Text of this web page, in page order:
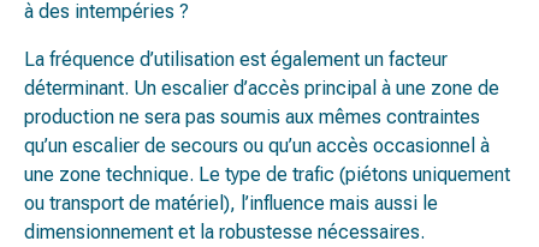
à des intempéries ?
La fréquence d’utilisation est également un facteur
déterminant. Un escalier d’accès principal à une zone de
production ne sera pas soumis aux mêmes contraintes
qu’un escalier de secours ou qu’un accès occasionnel à
une zone technique. Le type de trafic (piétons uniquement
ou transport de matériel), l’influence mais aussi le
dimensionnement et la robustesse nécessaires.